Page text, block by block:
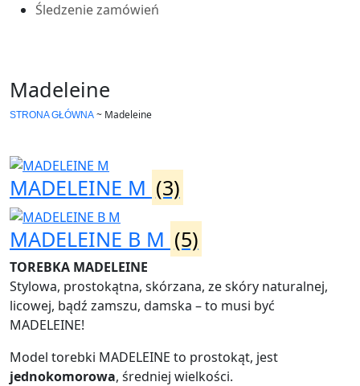
Śledzenie zamówień
Madeleine
STRONA GŁÓWNA ~ Madeleine
MADELEINE M (3)
MADELEINE B M (5)
TOREBKA MADELEINE
Stylowa, prostokątna, skórzana, ze skóry naturalnej,
licowej, bądź zamszu, damska – to musi być
MADELEINE!
Model torebki MADELEINE to prostokąt, jest
jednokomorowa, średniej wielkości.